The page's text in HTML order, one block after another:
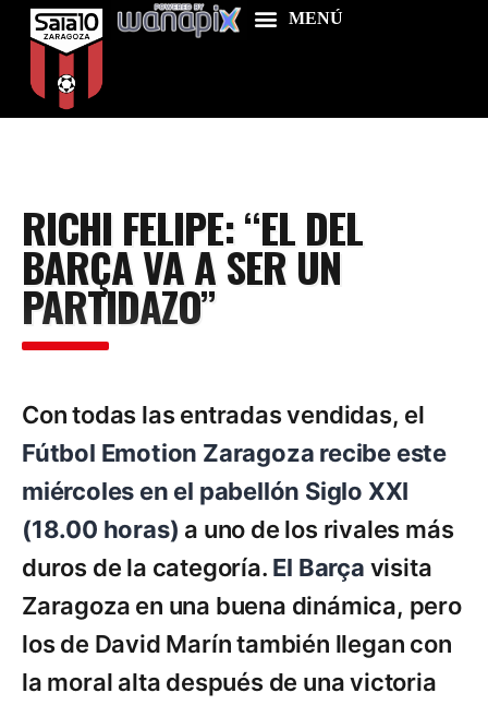
Food & Drink
Features
News
Contacts
RICHI FELIPE: “EL DEL
BARÇA VA A SER UN
PARTIDAZO”
Con todas las entradas vendidas, el
Fútbol Emotion Zaragoza recibe este
miércoles en el pabellón Siglo XXI
(18.00 horas) a uno de los rivales más
duros de la categoría. El Barça visita
Zaragoza en una buena dinámica, pero
los de David Marín también llegan con
la moral alta después de una victoria